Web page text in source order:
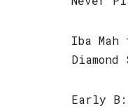
Iba
Diamond
Early